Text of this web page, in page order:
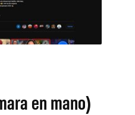
en mano)